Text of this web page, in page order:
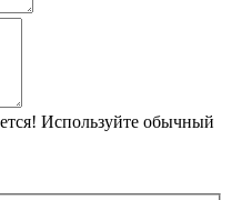
Используйте обычный